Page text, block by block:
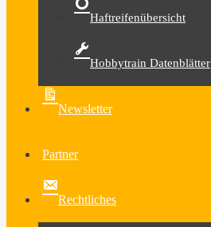
Haftreifenübersicht
Hobbytrain Datenblätter
Newsletter
Partner
Rechtliches